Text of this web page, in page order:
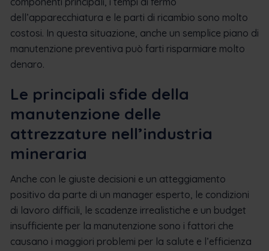
dell’apparecchiatura e le parti di ricambio sono molto
costosi. In questa situazione, anche un semplice piano di
manutenzione preventiva può farti risparmiare molto
denaro.
Le principali sfide della
manutenzione delle
attrezzature nell’industria
mineraria
Anche con le giuste decisioni e un atteggiamento
positivo da parte di un manager esperto, le condizioni
di lavoro difficili, le scadenze irrealistiche e un budget
insufficiente per la manutenzione sono i fattori che
causano i maggiori problemi per la salute e l’efficienza